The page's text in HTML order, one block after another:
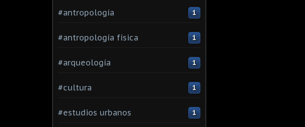
#antropología 1
#antropología física 1
#arqueología 1
#cultura 1
#estudios urbanos 1